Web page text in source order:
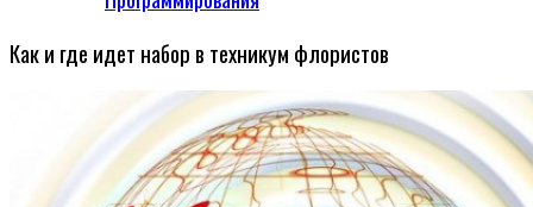
Как и где идет набор в техникум флористов